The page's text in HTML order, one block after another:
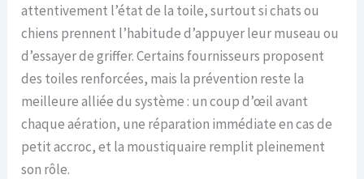
attentivement l’état de la toile, surtout si chats ou
chiens prennent l’habitude d’appuyer leur museau ou
d’essayer de griffer. Certains fournisseurs proposent
des toiles renforcées, mais la prévention reste la
meilleure alliée du système : un coup d’œil avant
chaque aération, une réparation immédiate en cas de
petit accroc, et la moustiquaire remplit pleinement
son rôle.